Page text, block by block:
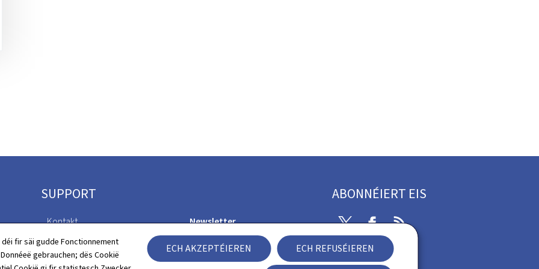
fir säi gudde Fonctionnement
gebrauchen; dës Cookië
ECH AKZEPTÉIEREN ECH REFUSÉIEREN
SUPPORT
Kontakt
Sitemap
Newsletter
Accessibilitéitserklärung
ABONNÉIERT EIS
TwitterFacebook
RSS